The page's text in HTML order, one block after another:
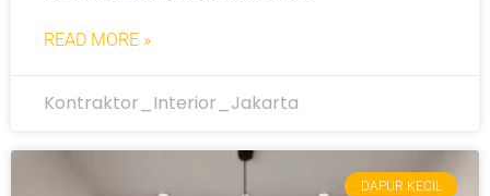
READ MORE »
Kontraktor_Interior_Jakarta
DAPUR KECIL